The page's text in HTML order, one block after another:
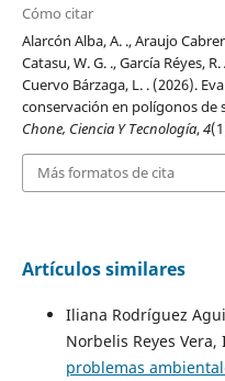
Cómo citar
Alarcón Alba, A. ., Araujo
Catasu, W. G. ., García Réyes,
Cuervo Bárzaga, L. . (2026).
conservación en polígonos de
Chone, Ciencia Y Tecnología,4
Más formatos de cita
Artículos similares
Iliana Rodríguez
Norbelis Reyes
problemas